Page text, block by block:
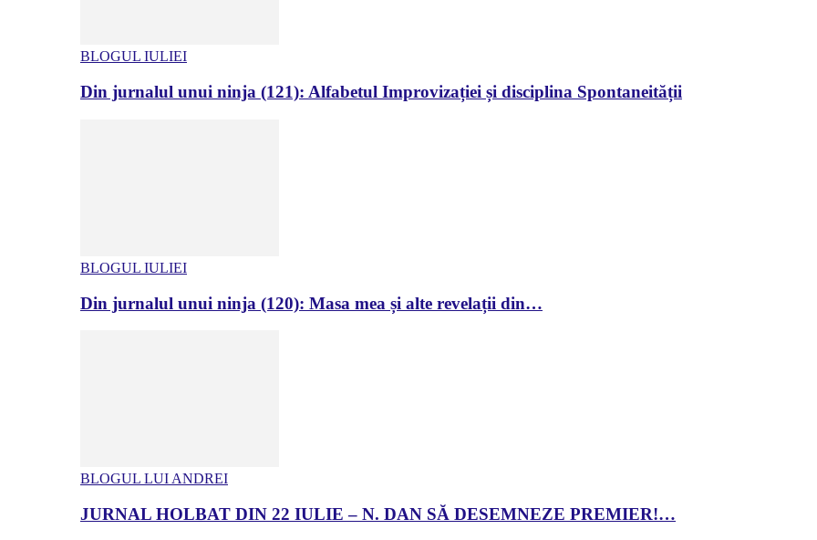
BLOGUL IULIEI
Din jurnalul unui ninja (121): Alfabetul Improvizației și disciplina Spontaneității
BLOGUL IULIEI
Din jurnalul unui ninja (120): Masa mea și alte revelații din…
BLOGUL LUI ANDREI
JURNAL HOLBAT DIN 22 IULIE – N. DAN SĂ DESEMNEZE PREMIER!…